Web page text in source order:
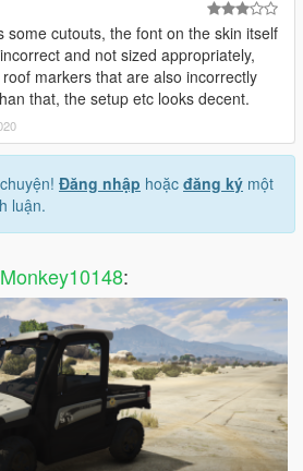
some cutouts, the font on the skin itself
and not sized appropriately,
markers that are also incorrectly
that, the setup etc looks decent.
Đăng nhập hoặc đăng ký một
luận.
: